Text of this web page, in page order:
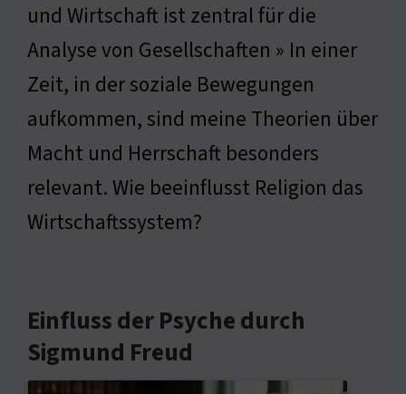
und Wirtschaft ist zentral für die
Analyse von Gesellschaften » In einer
Zeit, in der soziale Bewegungen
aufkommen, sind meine Theorien über
Macht und Herrschaft besonders
relevant. Wie beeinflusst Religion das
Wirtschaftssystem?
Einfluss der Psyche durch
Sigmund Freud